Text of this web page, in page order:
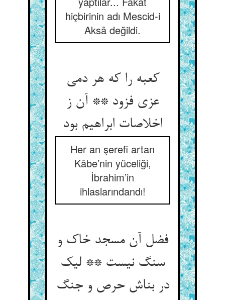
hiçbirinin adı Mescid-i
Aksâ değildi.
کعبه را که هر دمی
عزی فزود ** آن ز
اخلاصات ابراهیم بود
Her an şerefi artan
Kâbe’nin yüceliği,
İbrahim’in
ihlaslarındandı!
فضل آن مسجد خاک و
سنگ نیست ** لیک
در بناش حرص و جنگ